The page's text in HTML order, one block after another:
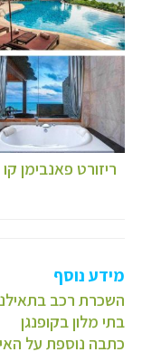
ריזורט פאנבימן
מידע נוסף
השכרת רכב
בתי מלון בקופנגן
כתבה נוספת על האי